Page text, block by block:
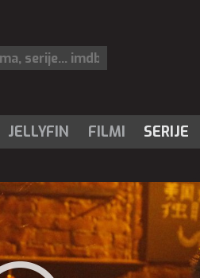
JELLYFIN FILMI SERIJE